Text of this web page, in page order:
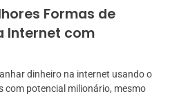
Formas de
Internet com
dinheiro na internet usando o
com potencial milionário, mesmo